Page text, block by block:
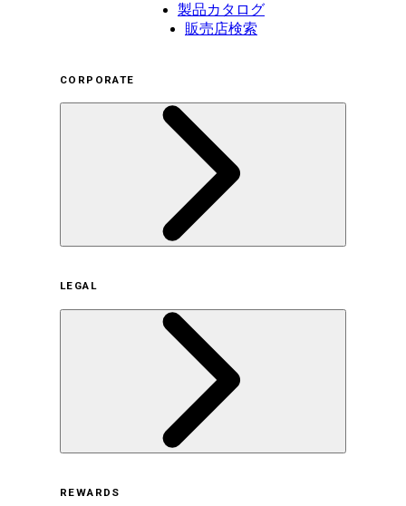
製品カタログ
販売店検索
CORPORATE
サステナビリティの取り組み（日本）
サステナビリティの取り組み（米国/英語）
ヒストリー
採用情報
LEGAL
REWARDS